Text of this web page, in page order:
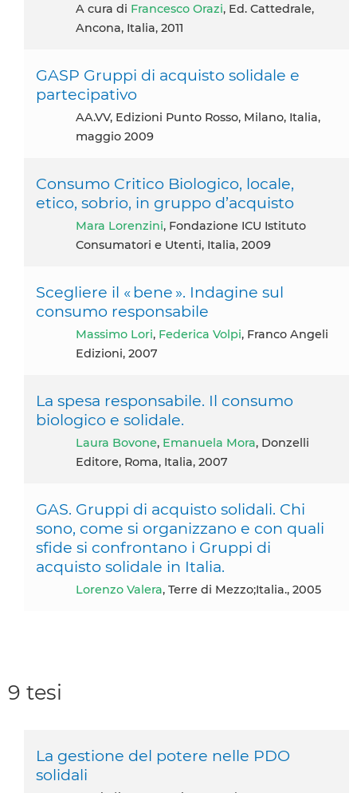
A cura di Francesco Orazi, Ed. Cattedrale,
Ancona, Italia, 2011
GASP Gruppi di acquisto solidale e
partecipativo
AA.VV, Edizioni Punto Rosso, Milano, Italia,
maggio 2009
Consumo Critico Biologico, locale,
etico, sobrio, in gruppo d’acquisto
Mara Lorenzini, Fondazione ICU Istituto
Consumatori e Utenti, Italia, 2009
Scegliere il « bene ». Indagine sul
consumo responsabile
Massimo Lori, Federica Volpi, Franco Angeli
Edizioni, 2007
La spesa responsabile. Il consumo
biologico e solidale.
Laura Bovone, Emanuela Mora, Donzelli
Editore, Roma, Italia, 2007
GAS. Gruppi di acquisto solidali. Chi
sono, come si organizzano e con quali
sfide si confrontano i Gruppi di
acquisto solidale in Italia.
Lorenzo Valera, Terre di Mezzo;Italia., 2005
9 tesi
La gestione del potere nelle PDO
solidali